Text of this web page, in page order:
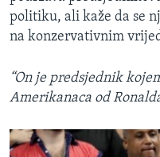
politiku, ali kaže da se
na konzervativnim
“On je predsjednik
Amerikanaca od